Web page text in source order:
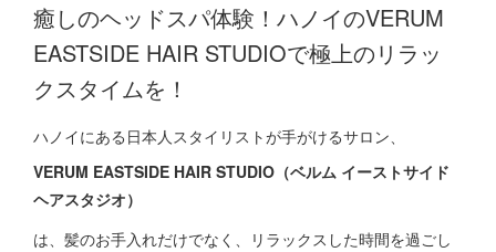
癒しのヘッドスパ体験！ハノイのVERUM
EASTSIDE HAIR STUDIOで極上のリラッ
クスタイムを！
ハノイにある日本人スタイリストが手がけるサロン、
VERUM EASTSIDE HAIR STUDIO（ベルム イーストサイド
ヘアスタジオ）
は、髪のお手入れだけでなく、リラックスした時間を過ごし